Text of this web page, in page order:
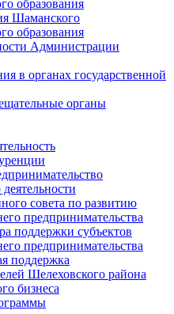
образования
Шаманского
образования
Администрации
в органах государственной
органы
совета по развитию
предпринимательства
поддержки субъектов
предпринимательства
поддержка
Шелеховского района
бизнеса